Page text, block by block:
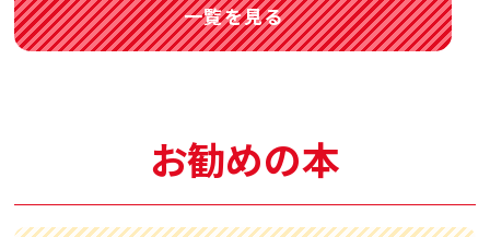
一覧を見る
お勧めの本